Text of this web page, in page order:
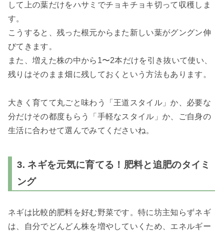
して上の葉だけをハサミでチョキチョキ切って収穫しま
す。
こうすると、残った根元からまた新しい葉がグングン伸
びてきます。
また、増えた株の中から1〜2本だけを引き抜いて使い、
残りはそのまま畑に残しておくという方法もあります。
大きく育てて丸ごと味わう「王道スタイル」か、必要な
分だけその都度もらう「手軽なスタイル」か、ご自身の
生活に合わせて選んでみてくださいね。
3. ネギを元気に育てる！肥料と追肥のタイミ
ング
ネギは比較的肥料を好む野菜です。特に坊主知らずネギ
は、自分でどんどん株を増やしていくため、エネルギー